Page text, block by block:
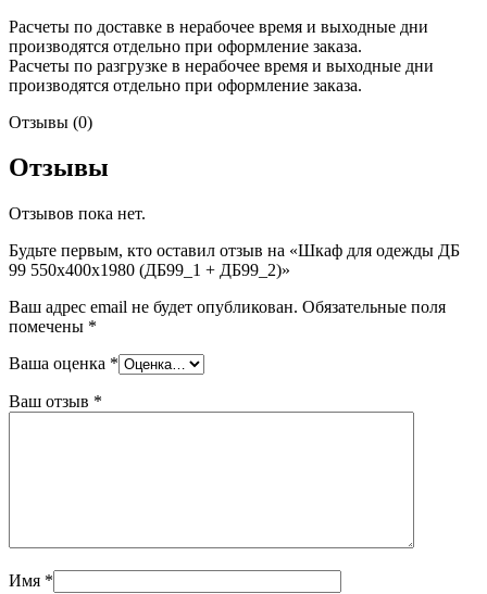
Расчеты по доставке в нерабочее время и выходные дни
производятся отдельно при оформление заказа.
Расчеты по разгрузке в нерабочее время и выходные дни
производятся отдельно при оформление заказа.
Отзывы (0)
Отзывы
Отзывов пока нет.
Будьте первым, кто оставил отзыв на «Шкаф для одежды ДБ
99 550х400х1980 (ДБ99_1 + ДБ99_2)»
Ваш адрес email не будет опубликован. Обязательные поля
помечены *
Ваша оценка *
Ваш отзыв *
Имя *